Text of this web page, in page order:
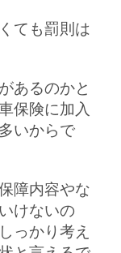
ても罰則は
あるのかと
保険に加入
いからで
障内容やな
けないの
っかり考え